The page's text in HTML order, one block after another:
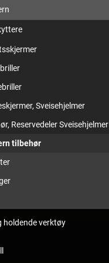
Sveisehjelmer
Reservedeler Sveisehjelmer
tilbehør
holdende verktøy